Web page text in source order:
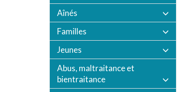
Aînés
Familles
Jeunes
Abus, maltraitance et
bientraitance